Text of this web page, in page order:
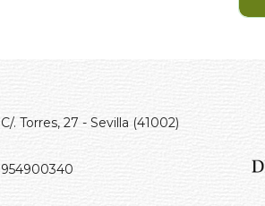
C/. Torres, 27 - Sevilla (41002)
954900340